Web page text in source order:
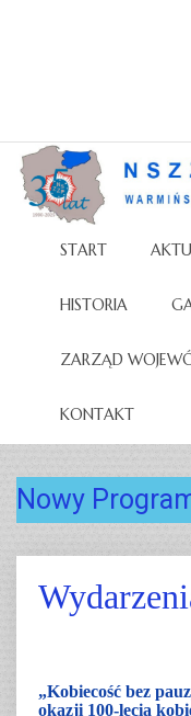
START
HISTORIA
ZARZĄD
KONTAKT
Nowy
„Kobiecość bez
okazji 100-lecia